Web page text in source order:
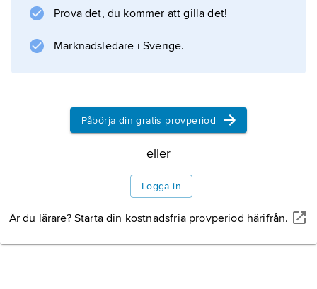
avlägsnat sig ett halvt himmelsvarv. Om cirka
600 år når vårdagjämningspunkten
Vattumannen. Fiskarna ligger långt från
Prova det, du kommer att gilla det!
Marknadsledare i Sverige.
Påbörja din gratis provperiod
eller
Logga in
Är du lärare? Starta din kostnadsfria provperiod härifrån.